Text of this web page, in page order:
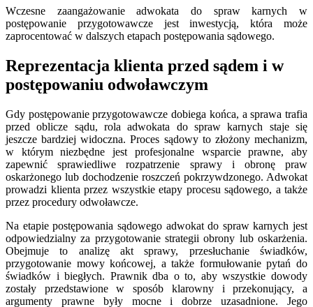
Wczesne zaangażowanie adwokata do spraw karnych w
postępowanie przygotowawcze jest inwestycją, która może
zaprocentować w dalszych etapach postępowania sądowego.
Reprezentacja klienta przed sądem i w
postępowaniu odwoławczym
Gdy postępowanie przygotowawcze dobiega końca, a sprawa trafia
przed oblicze sądu, rola adwokata do spraw karnych staje się
jeszcze bardziej widoczna. Proces sądowy to złożony mechanizm,
w którym niezbędne jest profesjonalne wsparcie prawne, aby
zapewnić sprawiedliwe rozpatrzenie sprawy i obronę praw
oskarżonego lub dochodzenie roszczeń pokrzywdzonego. Adwokat
prowadzi klienta przez wszystkie etapy procesu sądowego, a także
przez procedury odwoławcze.
Na etapie postępowania sądowego adwokat do spraw karnych jest
odpowiedzialny za przygotowanie strategii obrony lub oskarżenia.
Obejmuje to analizę akt sprawy, przesłuchanie świadków,
przygotowanie mowy końcowej, a także formułowanie pytań do
świadków i biegłych. Prawnik dba o to, aby wszystkie dowody
zostały przedstawione w sposób klarowny i przekonujący, a
argumenty prawne były mocne i dobrze uzasadnione. Jego